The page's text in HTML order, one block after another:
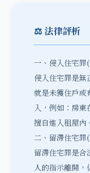
⚖️ 法律評析
一、侵入住宅罪
侵入住宅罪是無
就是未獲住戶或
入，例如：房
擅自進入租屋內
二、留滯住宅
留滯住宅罪是合
人的指示離開